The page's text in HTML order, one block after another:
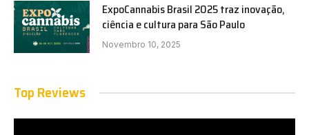
ExpoCannabis Brasil 2025 traz inovação,
ciência e cultura para São Paulo
Novembro 10, 2025
Top Reviews